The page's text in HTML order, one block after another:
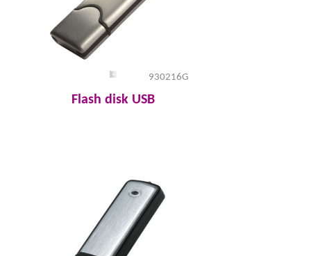
930216G
Flash disk USB